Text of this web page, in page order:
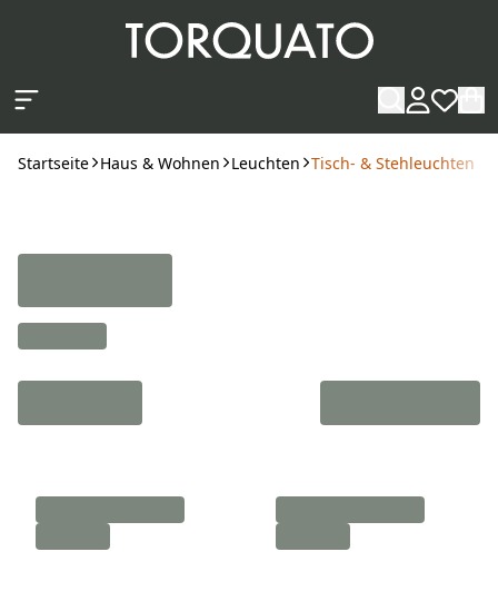
Startseite Haus & Wohnen Leuchten Tisch- & Stehleuchten